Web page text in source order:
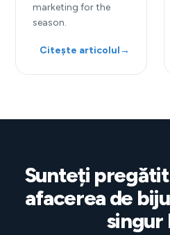
marketing for the
season.
Citește articolul→
Sunteți
afacerea de
singur